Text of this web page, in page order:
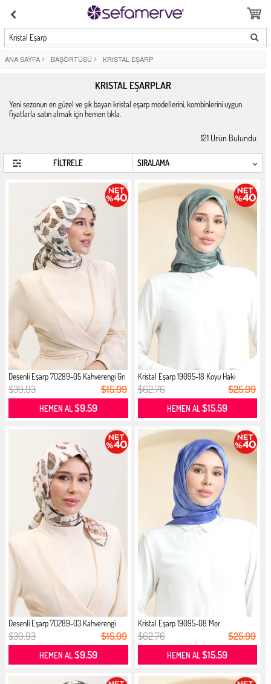
Kristal Eşarp
ANA SAYFA > BAŞÖRTÜSÜ > KRISTAL EŞARP
KRISTAL EŞARPLAR
Yeni sezonun en güzel ve şık bayan kristal eşarp modellerini, kombinlerini uygun
fiyatlarla satın almak için hemen tıkla.
121 Ürün Bulundu
FİLTRELE
Desenli Eşarp 70289-05 Kahverengi Gri
$39.93 $15.99
HEMEN AL$9.59
Kristal Eşarp 19095-18 Koyu Haki
$62.76 $25.99
HEMEN AL$15.59
Desenli Eşarp 70289-03 Kahverengi
$39.93 $15.99
HEMEN AL$9.59
Kristal Eşarp 19095-08 Mor
$62.76 $25.99
HEMEN AL$15.59